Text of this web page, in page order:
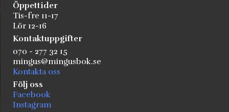
Öppettider
Tis-fre 11-17
Lör 12-16
Kontaktuppgifter
070 - 277 32 15
mingus@mingusbok.se
Kontakta oss
Följ oss
Facebook
Instagram